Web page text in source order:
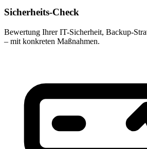
Sicherheits-Check
Bewertung Ihrer IT-Sicherheit, Backup-
– mit konkreten Maßnahmen.